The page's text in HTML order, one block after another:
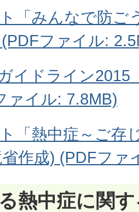
「みんなで防ご
ファイル:
イドライン2015
ァイル: 7.8MB)
「熱中症～ご存
作成) (PDFファ
熱中症に関